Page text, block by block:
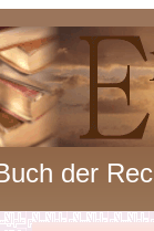
der